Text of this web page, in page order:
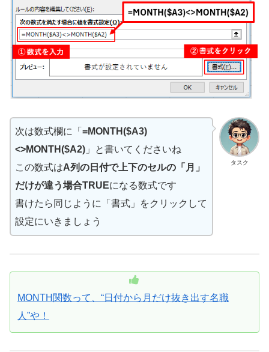
タスク
次は数式欄に「 =MONTH($A3)
<>MONTH($A2) 」と書いてくださいね
この数式はA列の日付で上下のセルの「月」
だけが違う場合TRUEになる数式です
書けたら同じように「書式」をクリックして
設定にいきましょう
MONTH関数って、“日付から月だけ抜き出す名職
人”や！